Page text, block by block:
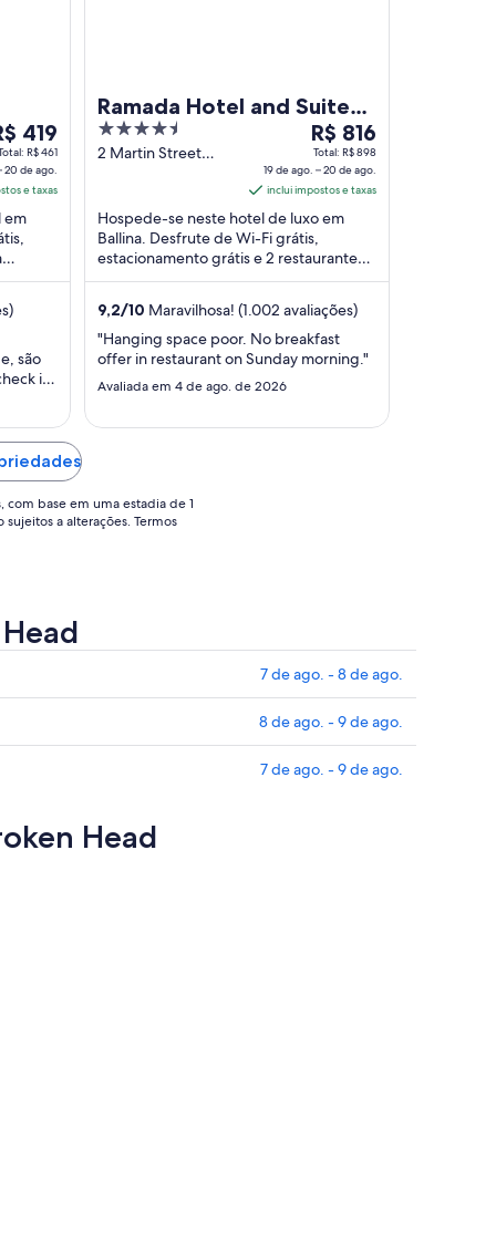
419
419
R$ 461
20 de ago.
e taxas
em
são
in
Ramada Hotel and Suites
Ballina Byron
4.5
out
2 Martin Street
O
preço
é
de
R$ 816
por
diária
uma
estadia
de
ago.
R$ 816
Total: R$ 898
19 de ago. – 20 de ago.
inclui impostos e taxas
Hospede-se neste hotel de luxo em
Ballina. Desfrute de Wi-Fi grátis,
estacionamento grátis e 2 restaurantes.
Nossos hóspedes elogiam os
9,2/10 Maravilhosa! (1.002 avaliações)
"Hanging space poor. No breakfast
offer in restaurant on Sunday morning."
Avaliada em 4 de ago. de 2026
base em uma estadia de 1
a alterações. Termos
7 de ago. - 8 de ago.
8 de ago. - 9 de ago.
7 de ago. - 9 de ago.
Head